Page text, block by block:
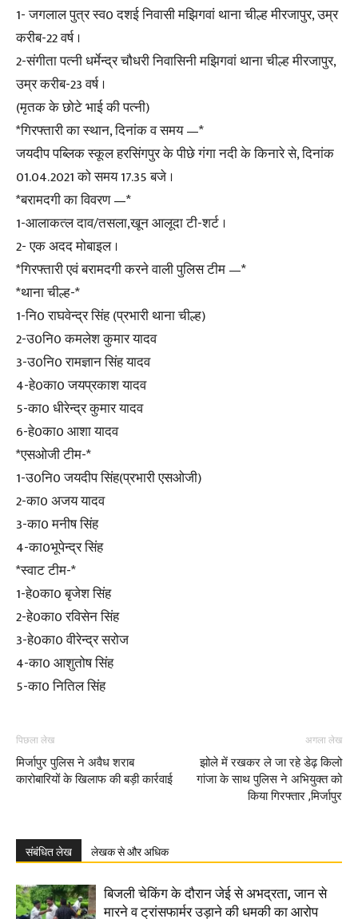
1- जगलाल पुत्र स्व0 दशई निवासी मझिगवां थाना चील्ह मीरजापुर, उम्र
करीब-22 वर्ष ।
2-संगीता पत्नी धर्मेन्द्र चौधरी निवासिनी मझिगवां थाना चील्ह मीरजापुर,
उम्र करीब-23 वर्ष ।
(मृतक के छोटे भाई की पत्नी)
*गिरफ्तारी का स्थान, दिनांक व समय —*
जयदीप पब्लिक स्कूल हरसिंगपुर के पीछे गंगा नदी के किनारे से, दिनांक
01.04.2021 को समय 17.35 बजे ।
*बरामदगी का विवरण —*
1-आलाकत्ल दाव/तसला,खून आलूदा टी-शर्ट ।
2- एक अदद मोबाइल ।
*गिरफ्तारी एवं बरामदगी करने वाली पुलिस टीम —*
*थाना चील्ह-*
1-नि0 राघवेन्द्र सिंह (प्रभारी थाना चील्ह)
2-उ0नि0 कमलेश कुमार यादव
3-उ0नि0 रामज्ञान सिंह यादव
4-हे0का0 जयप्रकाश यादव
5-का0 धीरेन्द्र कुमार यादव
6-हे0का0 आशा यादव
*एसओजी टीम-*
1-उ0नि0 जयदीप सिंह(प्रभारी एसओजी)
2-का0 अजय यादव
3-का0 मनीष सिंह
4-का0भूपेन्द्र सिंह
*स्वाट टीम-*
1-हे0का0 बृजेश सिंह
2-हे0का0 रविसेन सिंह
3-हे0का0 वीरेन्द्र सरोज
4-का0 आशुतोष सिंह
5-का0 नितिल सिंह
पिछला लेख
मिर्जापुर पुलिस ने अवैध शराब
कारोबारियों के खिलाफ की बड़ी कार्रवाई
अगला लेख
झोले में रखकर ले जा रहे डेढ़ किलो
गांजा के साथ पुलिस ने अभियुक्त को
किया गिरफ्तार ,मिर्जापुर
संबंधित लेख लेखक से और अधिक
बिजली चेकिंग के दौरान जेई से अभद्रता, जान से
मारने व ट्रांसफार्मर उड़ाने की धमकी का आरोप